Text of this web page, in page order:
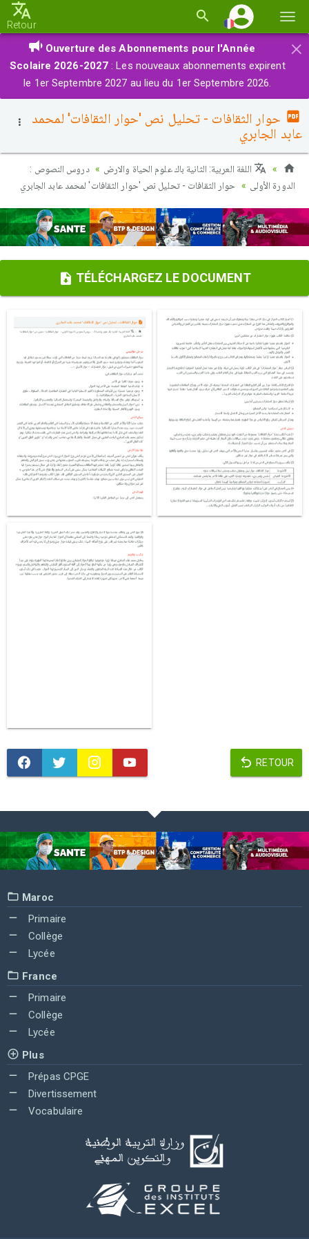
la
Retour
×
Ouverture des Abonnements pour l'Année
Scolaire 2026-2027 : Les nouveaux abonnements expirent
le 1er Septembre 2027 au lieu du 1er Septembre 2026.
حوار الثقافات - تحليل نص 'حوار الثقافات' لمحمد
عابد الجابري
اللغة العربية: الثانية باك علوم الحياة والارض
دروس النصوص :
الدورة الأولى
حوار الثقافات - تحليل نص 'حوار الثقافات' لمحمد عابد الجابري
TÉLÉCHARGEZ LE DOCUMENT
RETOUR
Maroc
Primaire
Collège
Lycée
France
Primaire
Collège
Lycée
Plus
Prépas CPGE
Divertissement
Vocabulaire